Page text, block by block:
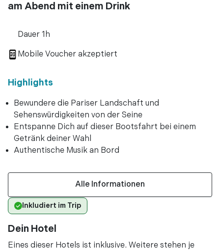
am Abend mit einem Drink
Dauer 1h
Mobile Voucher akzeptiert
Highlights
Bewundere die Pariser Landschaft und
Sehenswürdigkeiten von der Seine
Entspanne Dich auf dieser Bootsfahrt bei einem
Getränk deiner Wahl
Authentische Musik an Bord
Alle Informationen
Inkludiert im Trip
Dein Hotel
Eines dieser Hotels ist inklusive. Weitere stehen je